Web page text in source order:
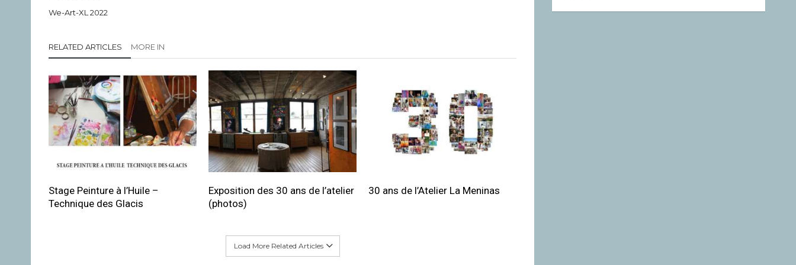
We-Art-XL 2022
RELATED ARTICLES MORE IN
Stage Peinture à l’Huile –
Technique des Glacis
Exposition des 30 ans de l’atelier
(photos)
30 ans de l’Atelier La Meninas
Load More Related Articles